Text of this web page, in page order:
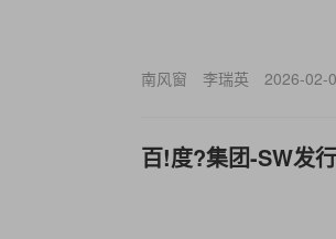
南风窗 李瑞英 2026-02-
百!度?集团-SW发